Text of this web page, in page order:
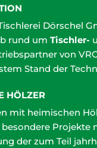
Dörschel
rund um Tischler-
von
Stand der
HÖLZER
mit heimischen
Projekte
der zum Teil